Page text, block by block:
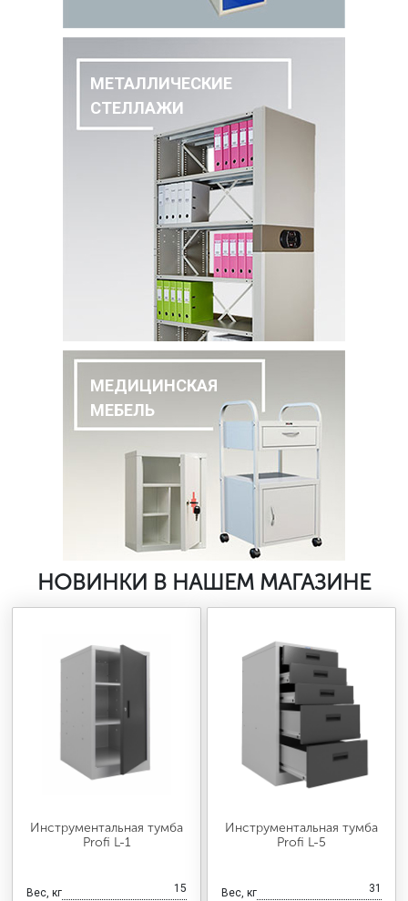
МЕТАЛЛИЧЕСКИЕ
СТЕЛЛАЖИ
МЕДИЦИНСКАЯ
МЕБЕЛЬ
НОВИНКИ В НАШЕМ МАГАЗИНЕ
Инструментальная тумба
Profi L-1
Вес, кг 15
Инструментальная тумба
Profi L-5
Вес, кг 31